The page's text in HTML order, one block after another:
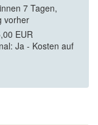
7 Tagen,
vorher
EUR
Ja - Kosten auf